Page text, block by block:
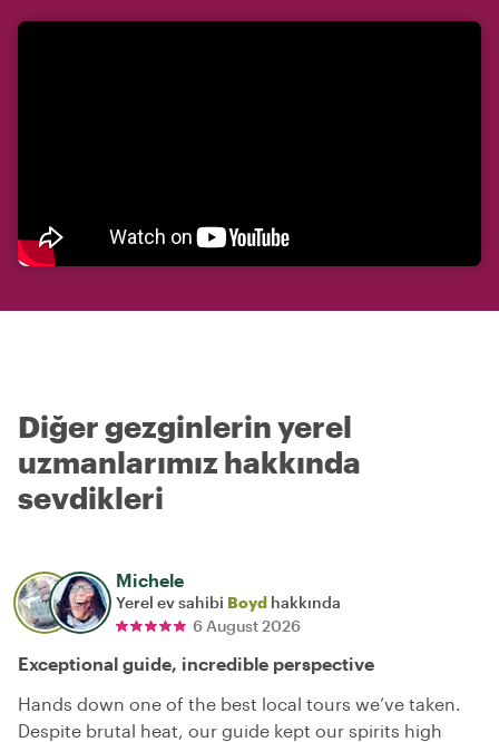
Diğer gezginlerin yerel
uzmanlarımız hakkında
sevdikleri
Michele
Yerel ev sahibi Boyd hakkında
6 August 2026
Exceptional guide, incredible perspective
Hands down one of the best local tours we’ve taken.
Despite brutal heat, our guide kept our spirits high